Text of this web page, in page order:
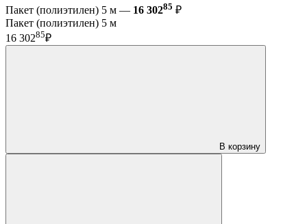
Пакет (полиэтилен) 5 м — 16 30285 ₽
Пакет (полиэтилен) 5 м
16 30285₽
В корзину